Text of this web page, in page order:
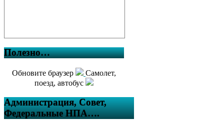
Полезно…
Обновите браузер
Самолет,
поезд, автобус
Администрация, Совет,
Федеральные НПА….